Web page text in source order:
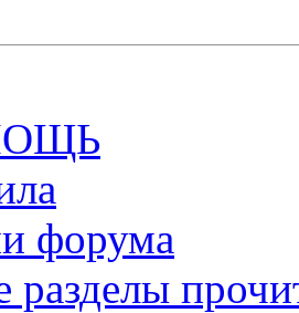
форума
разделы